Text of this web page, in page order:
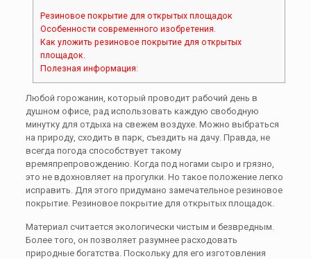
Резиновое покрытие для открытых площадок
Особенности современного изобретения.
Как уложить резиновое покрытие для открытых
площадок.
Полезная информация:
Любой горожанин, который проводит рабочий день в
душном офисе, рад использовать каждую свободную
минутку для отдыха на свежем воздухе. Можно выбраться
на природу, сходить в парк, съездить на дачу. Правда, не
всегда погода способствует такому
времяпрепровождению. Когда под ногами сыро и грязно,
это не вдохновляет на прогулки. Но такое положение легко
исправить. Для этого придумано замечательное резиновое
покрытие. Резиновое покрытие для открытых площадок.
Материал считается экологически чистым и безвредным.
Более того, он позволяет разумнее расходовать
природные богатства. Поскольку для его изготовления